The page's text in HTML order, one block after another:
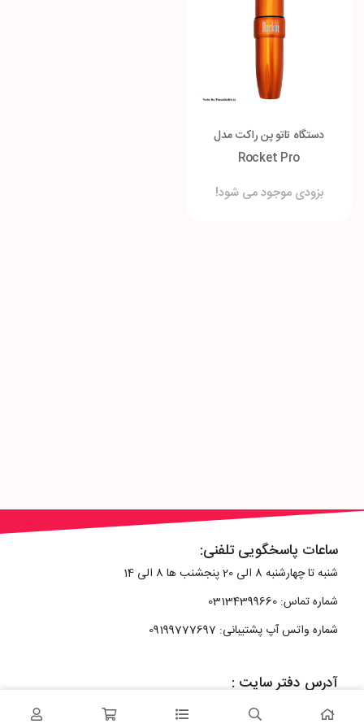
دستگاه تاتو پن راکت مدل
Rocket Pro
بزودی موجود می شود!
ساعات پاسخگویی تلفنی:
شنبه تا چهارشنبه 8 الی 20 پنجشنب ها 8 الی 14
شماره تماس: 03134399660
شماره واتس آپ پشتیبانی: 09199777697
آدرس دفتر سایت :
اصفهان، خیابان رزمندگان، کوچه شماره سه فرعی 2 پلاک 10